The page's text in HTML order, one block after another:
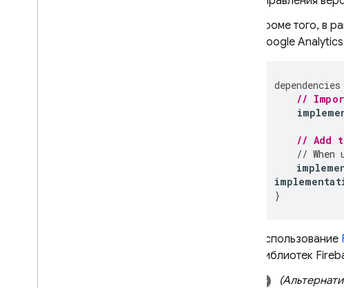
Кроме того, в
Google Analytics
dependencies
//
// Add
// When
}
Использование
библиотек